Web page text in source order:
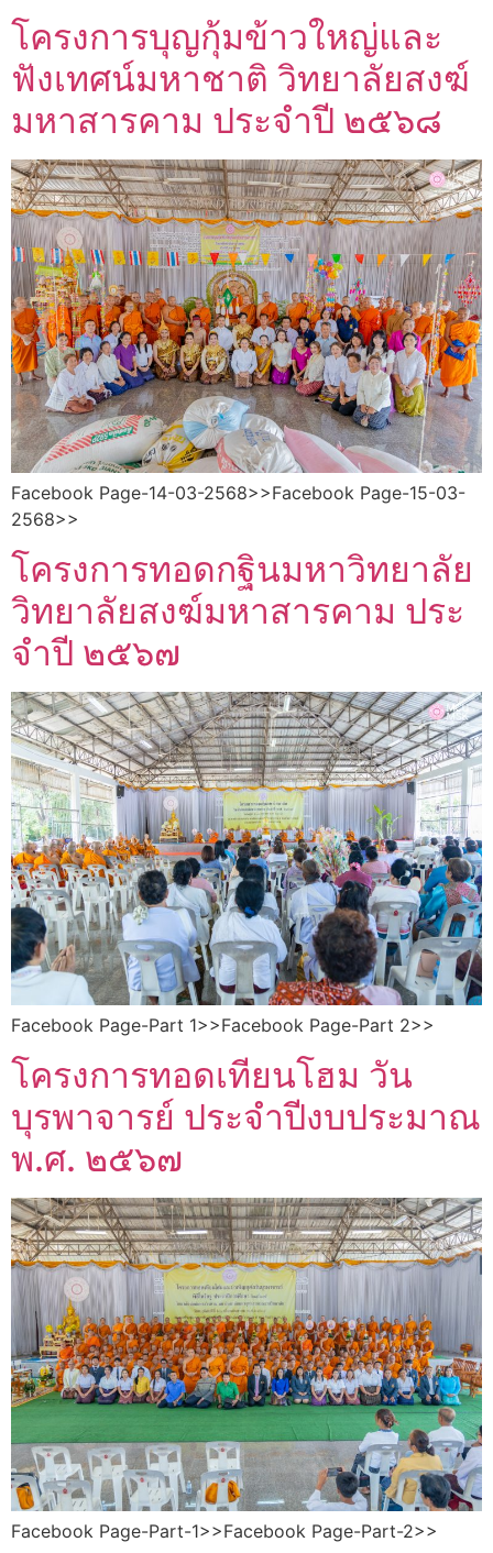
โครงการบุญกุ้มข้าวใหญ่และ
ฟังเทศน์มหาชาติ วิทยาลัยสงฆ์
มหาสารคาม ประจำปี ๒๕๖๘
Facebook Page-14-03-2568>>Facebook Page-15-03-
2568>>
โครงการทอดกฐินมหาวิทยาลัย
วิทยาลัยสงฆ์มหาสารคาม ประ
จําปี ๒๕๖๗
Facebook Page-Part 1>>Facebook Page-Part 2>>
โครงการทอดเทียนโฮม วัน
บุรพาจารย์ ประจําปีงบประมาณ
พ.ศ. ๒๕๖๗
Facebook Page-Part-1>>Facebook Page-Part-2>>